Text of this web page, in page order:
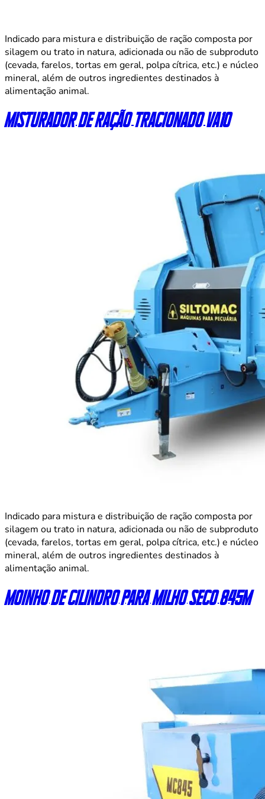
Indicado para mistura e distribuição de ração composta por
silagem ou trato in natura, adicionada ou não de subproduto
(cevada, farelos, tortas em geral, polpa cítrica, etc.) e núcleo
mineral, além de outros ingredientes destinados à
alimentação animal.
Misturador de ração tracionado VA10
Indicado para mistura e distribuição de ração composta por
silagem ou trato in natura, adicionada ou não de subproduto
(cevada, farelos, tortas em geral, polpa cítrica, etc.) e núcleo
mineral, além de outros ingredientes destinados à
alimentação animal.
Moinho de cilindro para milho seco 845M